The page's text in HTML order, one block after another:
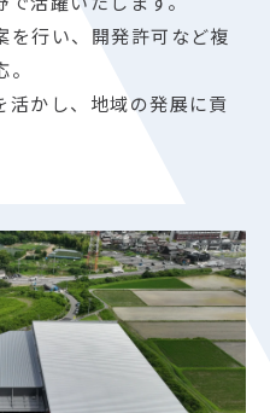
を行い、開発許可など複
活かし、地域の発展に貢